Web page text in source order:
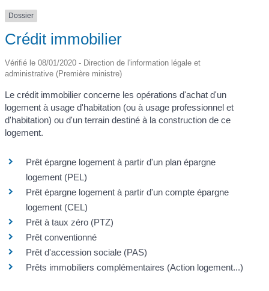
Dossier
Crédit immobilier
Vérifié le 08/01/2020 - Direction de l'information légale et
administrative (Première ministre)
Le crédit immobilier concerne les opérations d'achat d'un
logement à usage d'habitation (ou à usage professionnel et
d'habitation) ou d'un terrain destiné à la construction de ce
logement.
Prêt épargne logement à partir d'un plan épargne
logement (PEL)
Prêt épargne logement à partir d'un compte épargne
logement (CEL)
Prêt à taux zéro (PTZ)
Prêt conventionné
Prêt d'accession sociale (PAS)
Prêts immobiliers complémentaires (Action logement...)